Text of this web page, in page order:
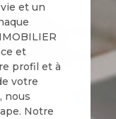
et un
et
profil et à
votre
nous
Notre